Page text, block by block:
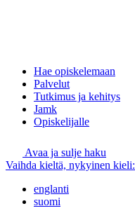
Hae opiskelemaan
Palvelut
Tutkimus ja kehitys
Jamk
Opiskelijalle
Avaa ja sulje haku
Vaihda kieltä, nykyinen kieli:
englanti
suomi